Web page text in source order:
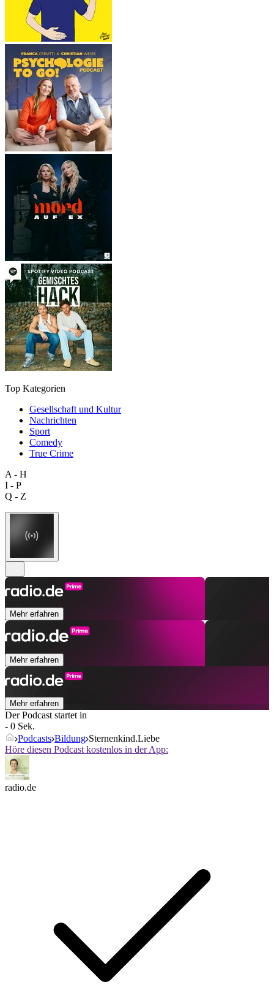
Top Kategorien
Gesellschaft und Kultur
Nachrichten
Sport
Comedy
True Crime
A - H
I - P
Q - Z
Mehr erfahren
Mehr erfahren
Mehr erfahren
Der Podcast startet in
- 0 Sek.
Podcasts Bildung Sternenkind.Liebe
Höre diesen Podcast kostenlos in der App:
radio.de